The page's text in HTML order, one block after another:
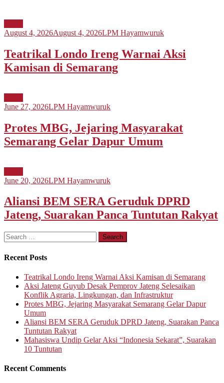
August 4, 2026August 4, 2026LPM Hayamwuruk
Teatrikal Londo Ireng Warnai Aksi
Kamisan di Semarang
June 27, 2026LPM Hayamwuruk
Protes MBG, Jejaring Masyarakat
Semarang Gelar Dapur Umum
June 20, 2026LPM Hayamwuruk
Aliansi BEM SERA Geruduk DPRD
Jateng, Suarakan Panca Tuntutan Rakyat
Search
for:
Recent Posts
Teatrikal Londo Ireng Warnai Aksi Kamisan di Semarang
Aksi Jateng Guyub Desak Pemprov Jateng Selesaikan
Konflik Agraria, Lingkungan, dan Infrastruktur
Protes MBG, Jejaring Masyarakat Semarang Gelar Dapur
Umum
Aliansi BEM SERA Geruduk DPRD Jateng, Suarakan Panca
Tuntutan Rakyat
Mahasiswa Undip Gelar Aksi “Indonesia Sekarat”, Suarakan
10 Tuntutan
Recent Comments